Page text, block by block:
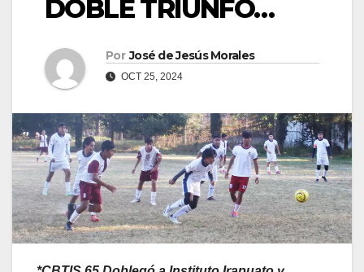
DOBLE TRIUNFO…
Por José de Jesús Morales
OCT 25, 2024